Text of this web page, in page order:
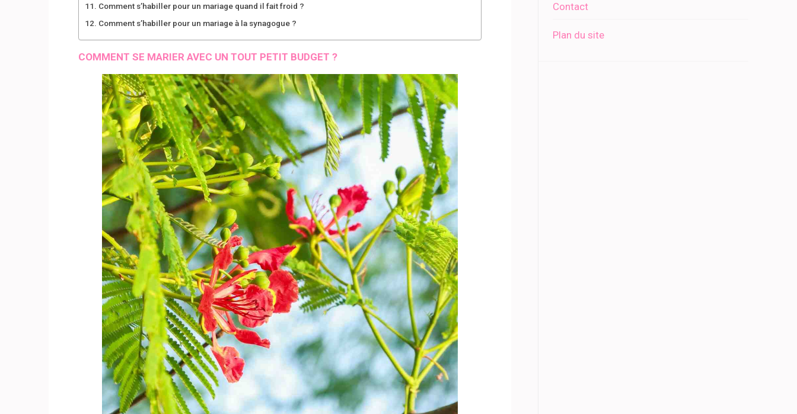
Comment s’habiller pour un mariage quand il fait froid ?
Comment s’habiller pour un mariage à la synagogue ?
COMMENT SE MARIER AVEC UN TOUT PETIT BUDGET ?
Contact
Plan du site